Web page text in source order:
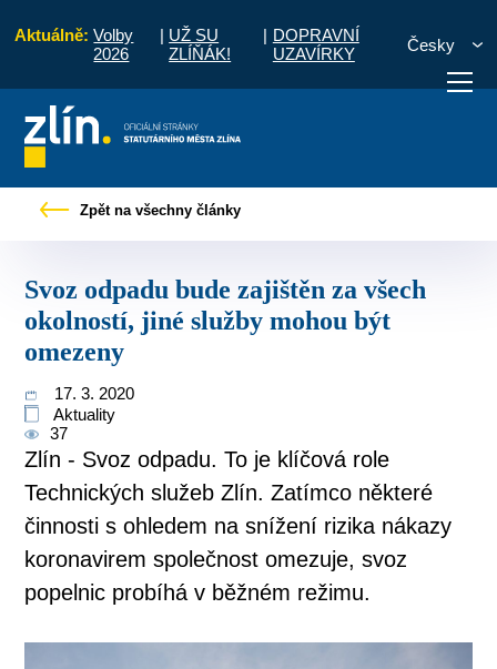
Aktuálně: Volby
2026
| UŽ SU
ZLÍŇÁK!
| DOPRAVNÍ
UZAVÍRKY
Česky
vyřídit Potřebuji zaplatit
Zpět na všechny články
Svoz odpadu bude zajištěn za všech
okolností, jiné služby mohou být
omezeny
17. 3. 2020
Aktuality
37
Zlín - Svoz odpadu. To je klíčová role
Technických služeb Zlín. Zatímco některé
činnosti s ohledem na snížení rizika nákazy
koronavirem společnost omezuje, svoz
popelnic probíhá v běžném režimu.